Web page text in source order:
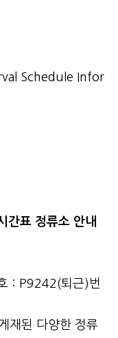
Schedule Infor
간표 정류소 안내
: P9242(퇴근)번
재된 다양한 정류